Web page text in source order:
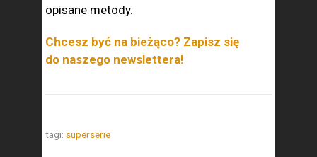
opisane metody.
Chcesz być na bieżąco? Zapisz się
do naszego newslettera!
tagi: superserie